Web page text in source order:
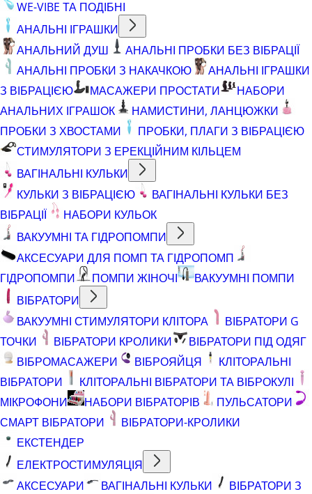
WE-VIBE ТА ПОДІБНІ
АНАЛЬНІ ІГРАШКИ
АНАЛЬНИЙ ДУШ
АНАЛЬНІ ПРОБКИ БЕЗ ВІБРАЦІЇ
АНАЛЬНІ ПРОБКИ З НАКАЧКОЮ
АНАЛЬНІ ІГРАШКИ
З ВІБРАЦІЄЮ
МАСАЖЕРИ ПРОСТАТИ
НАБОРИ
АНАЛЬНИХ ІГРАШОК
НАМИСТИНИ, ЛАНЦЮЖКИ
ПРОБКИ З ХВОСТАМИ
ПРОБКИ, ПЛАГИ З ВІБРАЦІЄЮ
СТИМУЛЯТОРИ З ЕРЕКЦІЙНИМ КІЛЬЦЕМ
ВАГІНАЛЬНІ КУЛЬКИ
КУЛЬКИ З ВІБРАЦІЄЮ
ВАГІНАЛЬНІ КУЛЬКИ БЕЗ
ВІБРАЦІЇ
НАБОРИ КУЛЬОК
ВАКУУМНІ ТА ГІДРОПОМПИ
АКСЕСУАРИ ДЛЯ ПОМП ТА ГІДРОПОМП
ГІДРОПОМПИ
ПОМПИ ЖІНОЧІ
ВАКУУМНІ ПОМПИ
ВІБРАТОРИ
ВАКУУМНІ СТИМУЛЯТОРИ КЛІТОРА
ВІБРАТОРИ G
ТОЧКИ
ВІБРАТОРИ КРОЛИКИ
ВІБРАТОРИ ПІД ОДЯГ
ВІБРОМАСАЖЕРИ
ВІБРОЯЙЦЯ
КЛІТОРАЛЬНІ
ВІБРАТОРИ
КЛІТОРАЛЬНІ ВІБРАТОРИ ТА ВІБРОКУЛІ
МІКРОФОНИ
НАБОРИ ВІБРАТОРІВ
ПУЛЬСАТОРИ
СМАРТ ВІБРАТОРИ
ВІБРАТОРИ-КРОЛИКИ
ЕКСТЕНДЕР
ЕЛЕКТРОСТИМУЛЯЦІЯ
АКСЕСУАРИ
ВАГІНАЛЬНІ КУЛЬКИ
ВІБРАТОРИ З